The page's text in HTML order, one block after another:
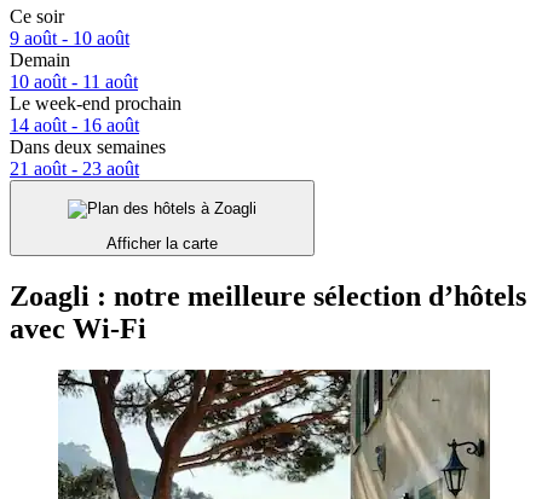
Ce soir
9 août - 10 août
Demain
10 août - 11 août
Le week-end prochain
14 août - 16 août
Dans deux semaines
21 août - 23 août
Afficher la carte
Zoagli : notre meilleure sélection d’hôtels
avec Wi-Fi